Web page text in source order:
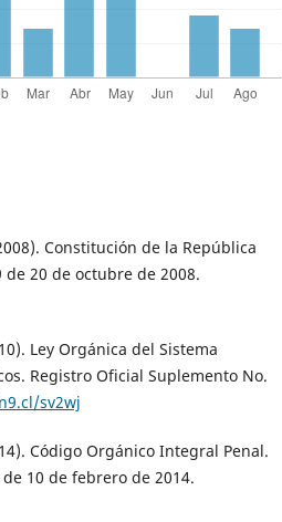
Constitución de la República
20 de octubre de 2008.
Ley Orgánica del Sistema
Registro Oficial Suplemento No.
sv2wj
Código Orgánico Integral Penal.
10 de febrero de 2014.